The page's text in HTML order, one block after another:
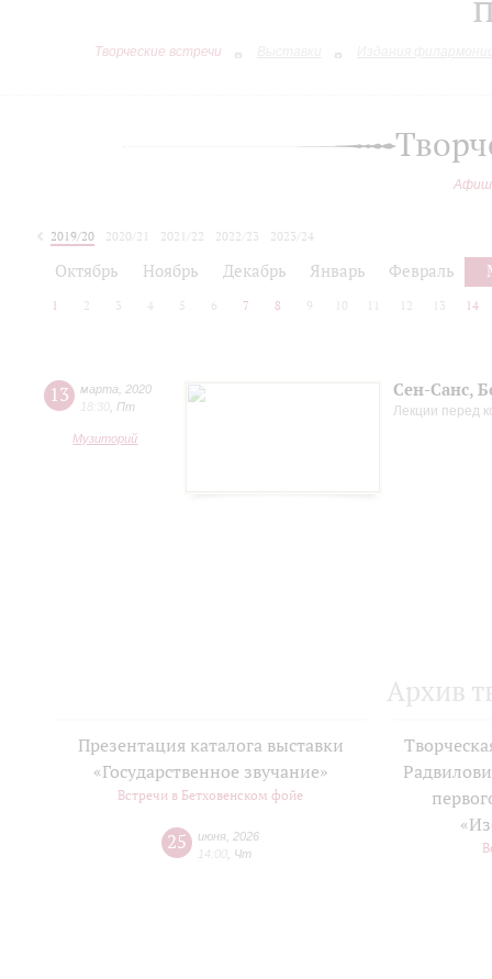
Творческие встречи
2019/20 2020/21 2021/22 2022/23
2023/24
Октябрь Ноябрь Декабрь Январь Февраль
1 2 3 4 5 6 7 8 9 10 12 13 14
13 марта
2020
18:30 Пт
Музиторий
Сен-Санс,
Лекции перед
Архив
Презентация каталога выставки
«Государственное звучание»
Встречи в Бетховенском фойе
25 июня 2026
14:00 Чт